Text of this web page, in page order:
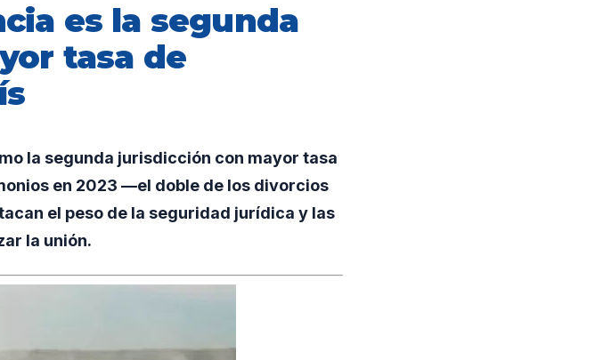
es la segunda
tasa de
la segunda jurisdicción con mayor tasa
en 2023 —el doble de los divorcios
el peso de la seguridad jurídica y las
la unión.